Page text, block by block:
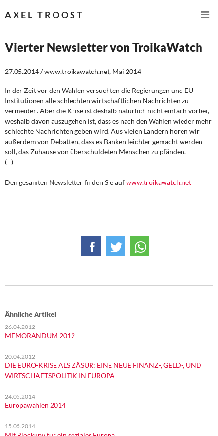
AXEL TROOST
Themen
Leitlinien linker Wirtschafts- und Finanzpolitik
Wirtschaftspolitik
Steuer- und Finanzpolitik
Öffentliche Infrastruktur und Daseinsvorsorge
Rosa-Luxemburg-Stiftung
Über mich
Kontakt
Vierter Newsletter von TroikaWatch
27.05.2014 / www.troikawatch.net, Mai 2014
In der Zeit vor den Wahlen versuchten die Regierungen und EU-
Institutionen alle schlechten wirtschaftlichen Nachrichten zu
vermeiden. Aber die Krise ist deshalb natürlich nicht einfach vorbei,
weshalb davon auszugehen ist, dass es nach den Wahlen wieder mehr
schlechte Nachrichten geben wird. Aus vielen Ländern hören wir
außerdem von Debatten, dass es Banken leichter gemacht werden
soll, das Zuhause von überschuldeten Menschen zu pfänden.
(...)
Den gesamten Newsletter finden Sie aufwww.troikawatch.net
Ähnliche Artikel
26.04.2012
MEMORANDUM 2012
20.04.2012
DIE EURO-KRISE ALS ZÄSUR: EINE NEUE FINANZ-, GELD-, UND
WIRTSCHAFTSPOLITIK IN EUROPA
24.05.2014
Europawahlen 2014
15.05.2014